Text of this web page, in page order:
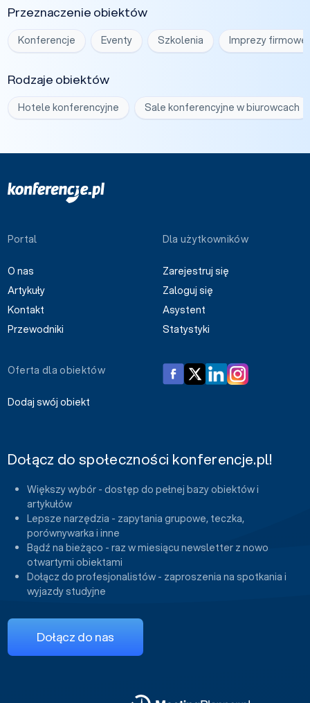
Przeznaczenie obiektów
Konferencje Eventy Szkolenia Imprezy firmowe
Rodzaje obiektów
Hotele konferencyjne Sale konferencyjne w biurowcach
Portal
O nas
Artykuły
Kontakt
Przewodniki
Dla użytkowników
Zarejestruj się
Zaloguj się
Asystent
Statystyki
Oferta dla obiektów
Dodaj swój obiekt
Dołącz do społeczności konferencje.pl!
Większy wybór - dostęp do pełnej bazy obiektów i
artykułów
Lepsze narzędzia - zapytania grupowe, teczka,
porównywarka i inne
Bądź na bieżąco - raz w miesiącu newsletter z nowo
otwartymi obiektami
Dołącz do profesjonalistów - zaproszenia na spotkania i
wyjazdy studyjne
Dołącz do nas